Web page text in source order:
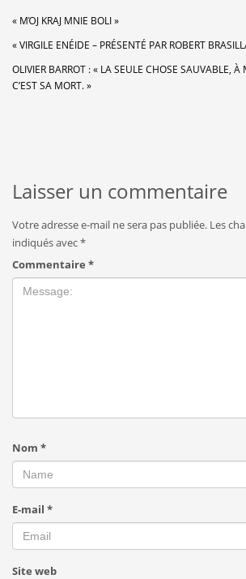
« MΌJ KRAJ MNIE BOLI »
« VIRGILE ENÉIDE – PRÉSENTÉ PAR ROBERT
OLIVIER BARROT : « LA SEULE CHOSE SAUVABLE, À
C’EST SA MORT. »
Laisser un commentaire
Votre adresse e-mail ne sera pas publiée. Les
indiqués avec*
Commentaire *
Nom *
E-mail *
Site web